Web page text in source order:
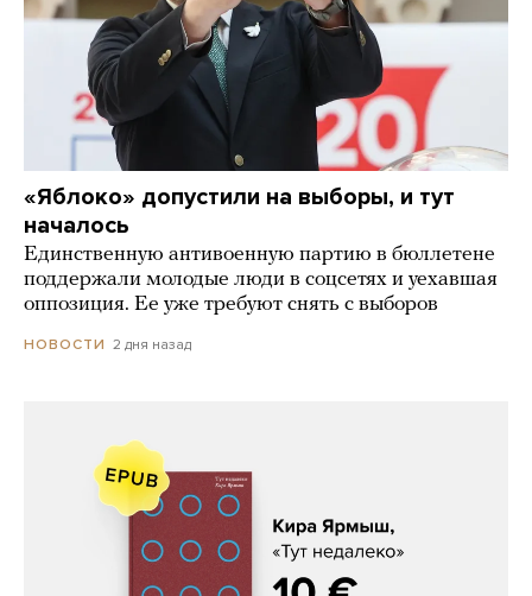
«Яблоко» допустили на выборы, и тут
началось
Единственную антивоенную партию в бюллетене
поддержали молодые люди в соцсетях и уехавшая
оппозиция. Ее уже требуют снять с выборов
НОВОСТИ 2 дня назад